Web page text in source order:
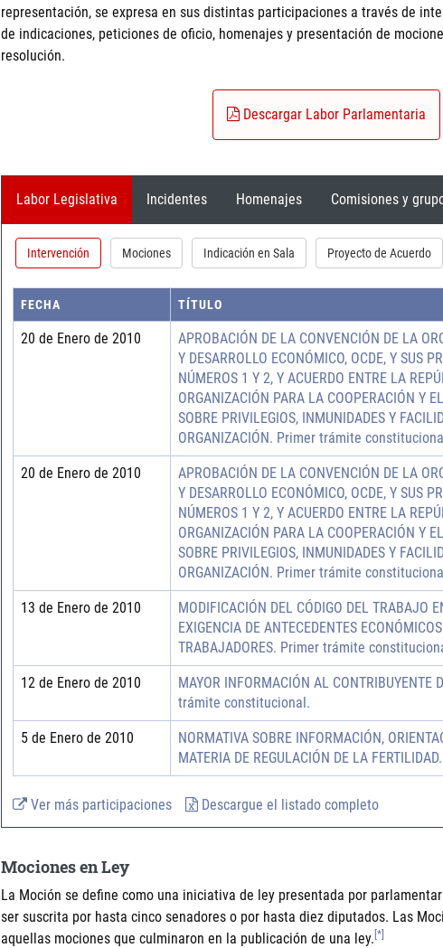
representación, se expresa en sus distintas participaciones a través de
de indicaciones, peticiones de oficio, homenajes y presentación de
resolución.
Descargar Labor Parlamentaria
Labor Legislativa Incidentes Homenajes Comisiones y
Intervención Mociones Indicación en Sala Proyecto de Acuerdo
FECHA TÍTULO
20 de Enero de 2010
APROBACIÓN DE LA CONVENCIÓN DE LA
Y DESARROLLO ECONÓMICO, OCDE, Y SUS
NÚMEROS 1 Y 2, Y ACUERDO ENTRE LA
ORGANIZACIÓN PARA LA COOPERACIÓN Y
SOBRE PRIVILEGIOS, INMUNIDADES Y
ORGANIZACIÓN. Primer trámite
20 de Enero de 2010
APROBACIÓN DE LA CONVENCIÓN DE LA
Y DESARROLLO ECONÓMICO, OCDE, Y SUS
NÚMEROS 1 Y 2, Y ACUERDO ENTRE LA
ORGANIZACIÓN PARA LA COOPERACIÓN Y
SOBRE PRIVILEGIOS, INMUNIDADES Y
ORGANIZACIÓN. Primer trámite
13 de Enero de 2010
MODIFICACIÓN DEL CÓDIGO DEL TRABAJO
EXIGENCIA DE ANTECEDENTES
TRABAJADORES. Primer trámite
12 de Enero de 2010
MAYOR INFORMACIÓN AL CONTRIBUYENTE
trámite constitucional.
5 de Enero de 2010
NORMATIVA SOBRE INFORMACIÓN,
MATERIA DE REGULACIÓN DE LA
Ver más participaciones Descargue el listado completo
Mociones en Ley
La Moción se define como una iniciativa de ley presentada por
ser suscrita por hasta cinco senadores o por hasta diez diputados. Las
aquellas mociones que culminaron en la publicación de una ley. [*]